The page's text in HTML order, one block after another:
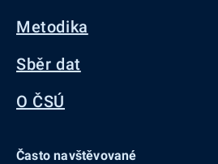
Metodika
Sběr dat
O ČSÚ
Často navštěvované